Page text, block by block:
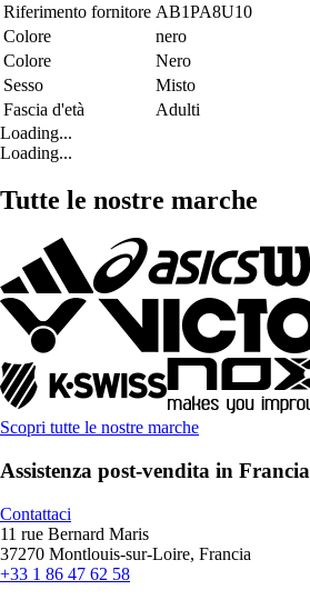
Riferimento fornitore AB1PA8U10
Colore
nero
Colore
Nero
Sesso
Misto
Fascia d'età
Adulti
Loading...
Loading...
Tutte le nostre marche
Scopri tutte le nostre marche
Assistenza post-vendita in Francia
Contattaci
11 rue Bernard Maris
37270 Montlouis-sur-Loire, Francia
+33 1 86 47 62 58